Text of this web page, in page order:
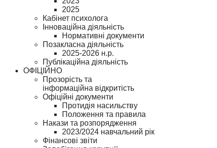
2025
Кабінет психолога
Інноваційна діяльність
Нормативні документи
Позакласна діяльність
2025-2026 н.р.
Публікаційна діяльність
ОФІЦІЙНО
Прозорість та
інформаційна відкритість
Офіційні документи
Протидія насильству
Положення та правила
Накази та розпорядження
2023/2024 навчальний рік
Фінансові звіти